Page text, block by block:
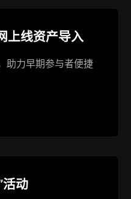
上线资产导入
助力早期参与者便捷
活动